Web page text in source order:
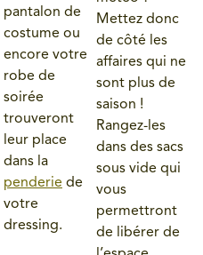
pantalon de
costume ou
encore votre
robe de
soirée
trouveront
leur place
dans la
penderie de
votre
dressing.
Mettez donc
de côté les
affaires qui ne
sont plus de
saison !
Rangez-les
dans des sacs
sous vide qui
vous
permettront
de libérer de